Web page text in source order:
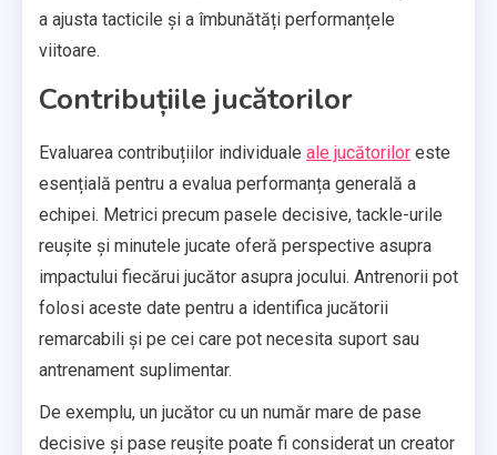
a ajusta tacticile și a îmbunătăți performanțele
viitoare.
Contribuțiile jucătorilor
Evaluarea contribuțiilor individuale ale jucătorilor este
esențială pentru a evalua performanța generală a
echipei. Metrici precum pasele decisive, tackle-urile
reușite și minutele jucate oferă perspective asupra
impactului fiecărui jucător asupra jocului. Antrenorii pot
folosi aceste date pentru a identifica jucătorii
remarcabili și pe cei care pot necesita suport sau
antrenament suplimentar.
De exemplu, un jucător cu un număr mare de pase
decisive și pase reușite poate fi considerat un creator